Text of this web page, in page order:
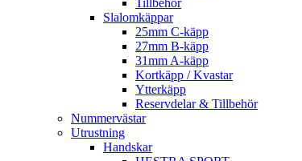
Tillbehör
Slalomkäppar
25mm C-käpp
27mm B-käpp
31mm A-käpp
Kortkäpp / Kvastar
Ytterkäpp
Reservdelar & Tillbehör
Nummervästar
Utrustning
Handskar